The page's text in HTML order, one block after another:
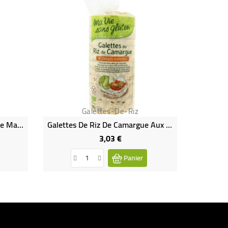
DATE DÉPASSÉE - Galettes De Maïs Bio
Galettes-De-Riz
Galettes De Riz De Camargue Aux Céréales Anciennes Bio & Sans Gluten
3,03 €Prix
Panier